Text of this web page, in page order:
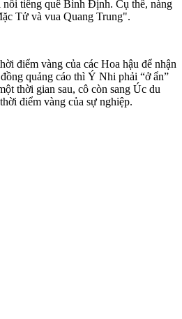
nổi tiếng quê Bình Định. Cụ thể, nàng
Tử và vua Quang Trung".
điểm vàng của các Hoa hậu để nhận
quảng cáo thì Ý Nhi phải “ở ẩn”
thời gian sau, cô còn sang Úc du
điểm vàng của sự nghiệp.